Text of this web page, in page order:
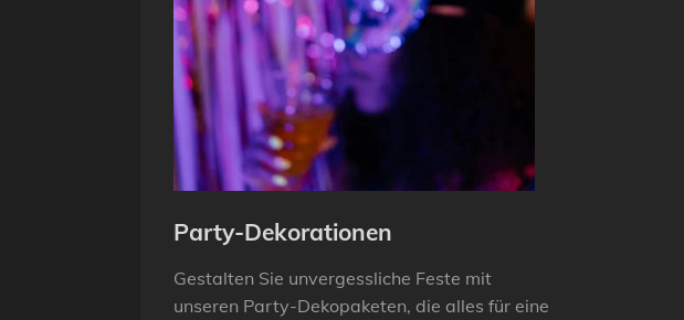
Party-Dekorationen
Gestalten Sie unvergessliche Feste mit
unseren Party-Dekopaketen, die alles für eine